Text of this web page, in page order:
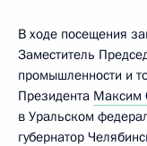
В ходе посещения
Заместитель
промышленности и
Президента Максим
в Уральском
губернатор